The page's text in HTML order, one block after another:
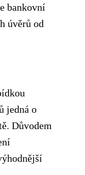
bankovní
úvěrů od
jedná o
Důvodem